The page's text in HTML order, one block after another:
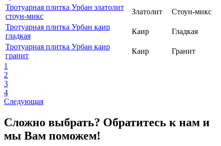
Тротуарная плитка Урбан златолит
стоун-микс
Златолит
Стоун-микс
Тротуарная плитка Урбан каир
гладкая
Каир
Гладкая
Тротуарная плитка Урбан каир
гранит
Каир
Гранит
1
2
3
4
Следующая
Сложно выбрать? Обратитесь к нам и
мы Вам поможем!